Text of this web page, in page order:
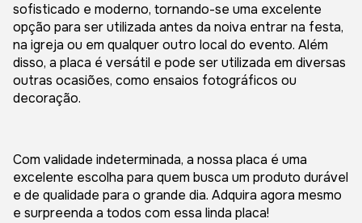
sofisticado e moderno, tornando-se uma excelente
opção para ser utilizada antes da noiva entrar na festa,
na igreja ou em qualquer outro local do evento. Além
disso, a placa é versátil e pode ser utilizada em diversas
outras ocasiões, como ensaios fotográficos ou
decoração.
Com validade indeterminada, a nossa placa é uma
excelente escolha para quem busca um produto durável
e de qualidade para o grande dia. Adquira agora mesmo
e surpreenda a todos com essa linda placa!